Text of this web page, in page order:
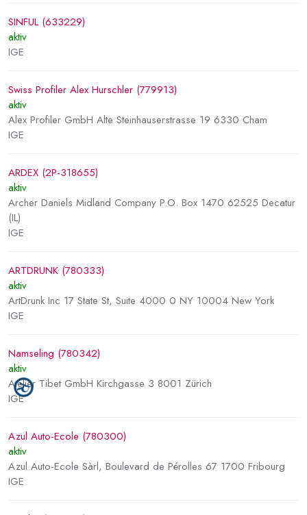
SINFUL (633229)
aktiv
IGE
Swiss Profiler Alex Hurschler (779913)
aktiv
Alex Profiler GmbH Alte Steinhauserstrasse 19 6330 Cham
IGE
ARDEX (2P-318655)
aktiv
Archer Daniels Midland Company P.O. Box 1470 62525 Decatur
(IL)
IGE
ARTDRUNK (780333)
aktiv
ArtDrunk Inc 17 State St, Suite 4000 0 NY 10004 New York
IGE
Namseling (780342)
aktiv
Atelier Tibet GmbH Kirchgasse 3 8001 Zürich
IGE
Azul Auto-Ecole (780300)
aktiv
Azul Auto-Ecole Sàrl, Boulevard de Pérolles 67 1700 Fribourg
IGE